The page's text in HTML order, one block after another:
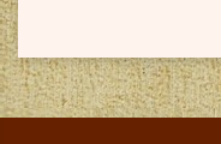
本
教育部獎學金
統府受獎。